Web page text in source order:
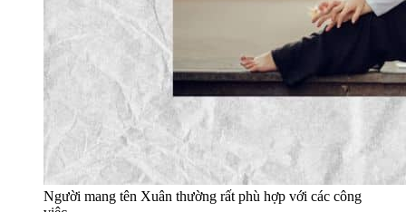
Người mang tên Xuân thường rất phù hợp với các công